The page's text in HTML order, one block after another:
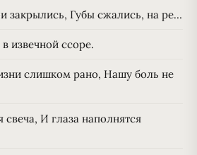
закрылись, Губы сжались, на ре…
извечной ссоре.
слишком рано, Нашу боль не
И глаза наполнятся